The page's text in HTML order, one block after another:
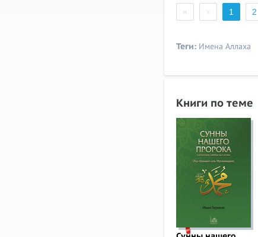
« ‹ 1 2
Теги: Имена Аллаха
Книги по теме